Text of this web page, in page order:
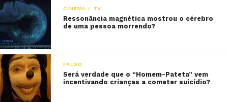
CINEMA / TV
Ressonância magnética mostrou o cérebro
de uma pessoa morrendo?
FALSO
Será verdade que o “Homem-Pateta” vem
incentivando crianças a cometer suicídio?